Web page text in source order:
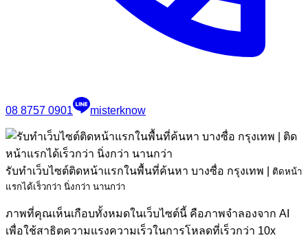
08 8757 0901 misterknow
รับทำเว็บไซต์ติดหน้าแรกในพื้นที่ค้นหา บางซื่อ กรุงเทพ
ติดหน้า
แรกได้เร็วกว่า นิ่งกว่า นานกว่า
ภาพที่คุณเห็นเกือบทั้งหมดในเว็บไซต์นี้ คือภาพจำลองจาก AI
เพื่อใช้สาธิตความแรงความเร็วในการโหลดที่เร็วกว่า 10x